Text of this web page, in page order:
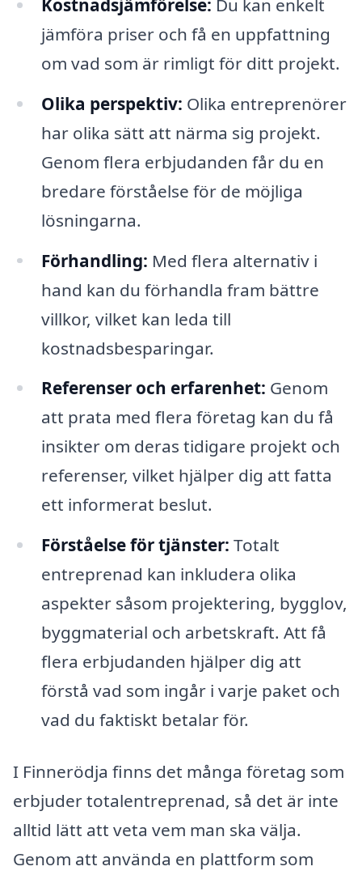
Kostnadsjämförelse: Du kan enkelt
jämföra priser och få en uppfattning
om vad som är rimligt för ditt projekt.
Olika perspektiv: Olika entreprenörer
har olika sätt att närma sig projekt.
Genom flera erbjudanden får du en
bredare förståelse för de möjliga
lösningarna.
Förhandling: Med flera alternativ i
hand kan du förhandla fram bättre
villkor, vilket kan leda till
kostnadsbesparingar.
Referenser och erfarenhet: Genom
att prata med flera företag kan du få
insikter om deras tidigare projekt och
referenser, vilket hjälper dig att fatta
ett informerat beslut.
Förståelse för tjänster: Totalt
entreprenad kan inkludera olika
aspekter såsom projektering, bygglov,
byggmaterial och arbetskraft. Att få
flera erbjudanden hjälper dig att
förstå vad som ingår i varje paket och
vad du faktiskt betalar för.
I Finnerödja finns det många företag som
erbjuder totalentreprenad, så det är inte
alltid lätt att veta vem man ska välja.
Genom att använda en plattform som